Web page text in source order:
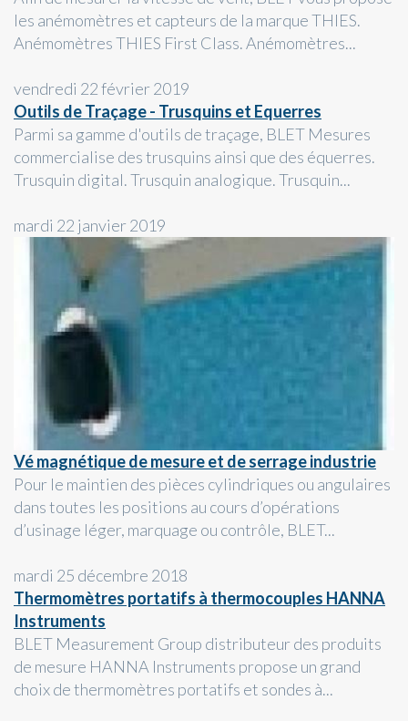
les anémomètres et capteurs de la marque THIES.
Anémomètres THIES First Class. Anémomètres...
vendredi 22 février 2019
Outils de Traçage - Trusquins et Equerres
Parmi sa gamme d'outils de traçage, BLET Mesures
commercialise des trusquins ainsi que des équerres.
Trusquin digital. Trusquin analogique. Trusquin...
mardi 22 janvier 2019
Vé magnétique de mesure et de serrage industrie
Pour le maintien des pièces cylindriques ou angulaires
dans toutes les positions au cours d’opérations
d’usinage léger, marquage ou contrôle, BLET...
mardi 25 décembre 2018
Thermomètres portatifs à thermocouples HANNA
Instruments
BLET Measurement Group distributeur des produits
de mesure HANNA Instruments propose un grand
choix de thermomètres portatifs et sondes à...